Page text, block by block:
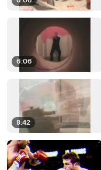
6:06
8:42